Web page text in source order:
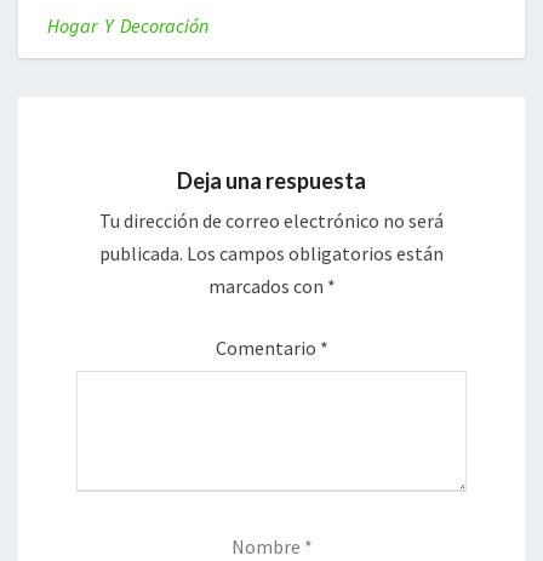
Hogar Y Decoración
Deja una respuesta
Tu dirección de correo electrónico no será
publicada. Los campos obligatorios están
marcados con *
Comentario *
Nombre *